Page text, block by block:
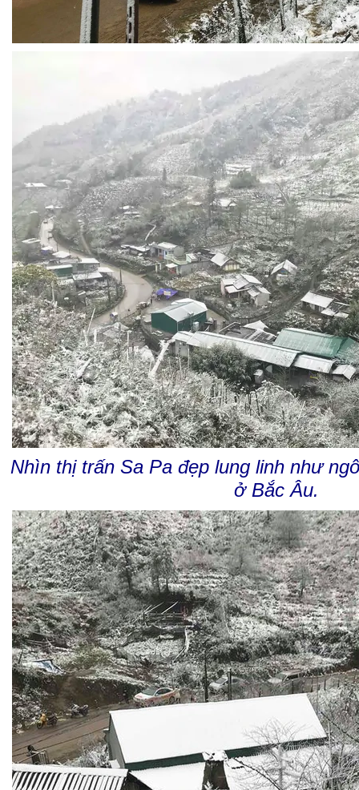
Nhìn thị trấn Sa Pa đẹp lung linh như
ở Bắc Âu.